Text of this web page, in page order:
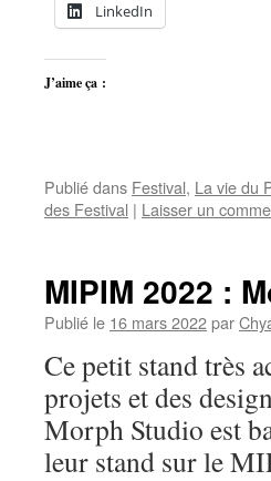
LinkedIn
J’aime ça :
Publié dans Festival, La vie du
des Festival | Laisser un
MIPIM 2022 :
Publié le 16 mars 2022par
Ce petit stand très
projets et des
Morph Studio est
leur stand sur le